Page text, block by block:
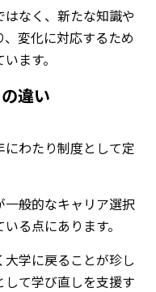
なく、新たな知識や
変化に対応するため
ます。
違い
わたり制度として定
一般的なキャリア選択
る点にあります。
学に戻ることが珍し
て学び直しを支援す